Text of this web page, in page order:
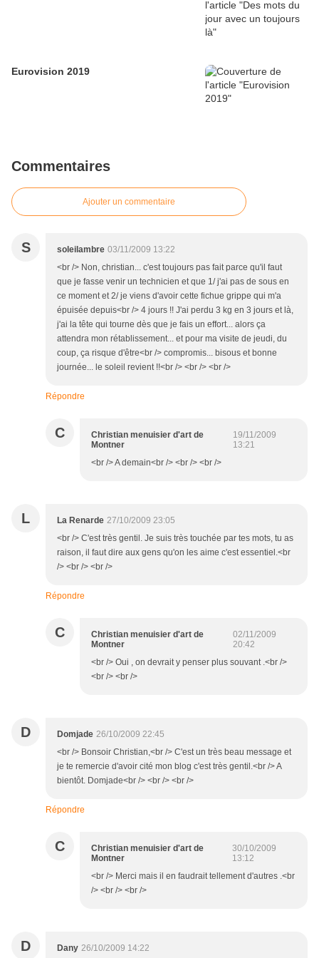
Eurovision 2019
Commentaires
Ajouter un commentaire
S soleilambre 03/11/2009 13:22
<br /> Non, christian... c'est toujours pas fait parce qu'il faut
que je fasse venir un technicien et que 1/ j'ai pas de sous en
ce moment et 2/ je viens d'avoir cette fichue grippe qui m'a
épuisée depuis<br /> 4 jours !! J'ai perdu 3 kg en 3 jours et là,
j'ai la tête qui tourne dès que je fais un effort... alors ça
attendra mon rétablissement... et pour ma visite de jeudi, du
coup, ça risque d'être<br /> compromis... bisous et bonne
journée... le soleil revient !!<br /> <br /> <br />
Répondre
C
Christian menuisier d'art de
Montner
19/11/2009
13:21
<br /> A demain<br /> <br /> <br />
L La Renarde 27/10/2009 23:05
<br /> C'est très gentil. Je suis très touchée par tes mots, tu as
raison, il faut dire aux gens qu'on les aime c'est essentiel.<br
/> <br /> <br />
Répondre
C
Christian menuisier d'art de
Montner
02/11/2009
20:42
<br /> Oui , on devrait y penser plus souvant .<br />
<br /> <br />
D Domjade 26/10/2009 22:45
<br /> Bonsoir Christian,<br /> C'est un très beau message et
je te remercie d'avoir cité mon blog c'est très gentil.<br /> A
bientôt. Domjade<br /> <br /> <br />
Répondre
C
Christian menuisier d'art de
Montner
30/10/2009
13:12
<br /> Merci mais il en faudrait tellement d'autres .<br
/> <br /> <br />
D Dany 26/10/2009 14:22